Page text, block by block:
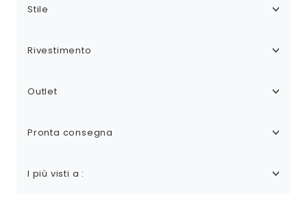
Stile
Rivestimento
Outlet
Pronta consegna
I più visti a :